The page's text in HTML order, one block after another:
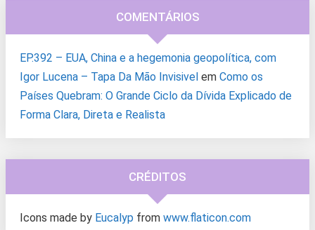
COMENTÁRIOS
EP.392 – EUA, China e a hegemonia geopolítica, com
Igor Lucena – Tapa Da Mão Invisivel em Como os
Países Quebram: O Grande Ciclo da Dívida Explicado de
Forma Clara, Direta e Realista
CRÉDITOS
Icons made by Eucalyp from www.flaticon.com